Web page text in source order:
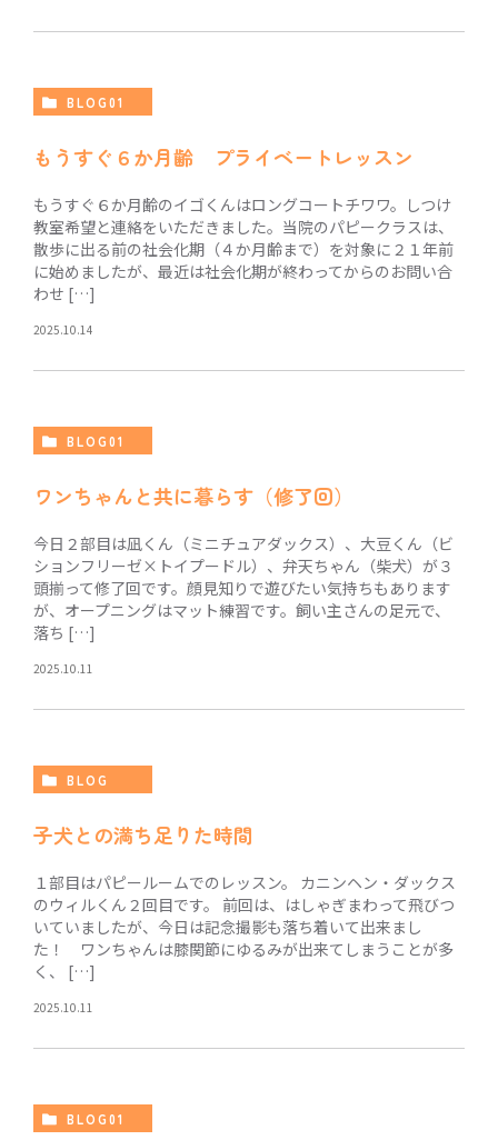
BLOG01
もうすぐ６か月齢 プライベートレッスン
もうすぐ６か月齢のイゴくんはロングコートチワワ。しつけ
教室希望と連絡をいただきました。当院のパピークラスは、
散歩に出る前の社会化期（４か月齢まで）を対象に２１年前
に始めましたが、最近は社会化期が終わってからのお問い合
わせ […]
2025.10.14
BLOG01
ワンちゃんと共に暮らす（修了回）
今日２部目は凪くん（ミニチュアダックス）、大豆くん（ビ
ションフリーゼ×トイプードル）、弁天ちゃん（柴犬）が３
頭揃って修了回です。顔見知りで遊びたい気持ちもあります
が、オープニングはマット練習です。飼い主さんの足元で、
落ち […]
2025.10.11
BLOG
子犬との満ち足りた時間
１部目はパピールームでのレッスン。 カニンヘン・ダックス
のウィルくん２回目です。 前回は、はしゃぎまわって飛びつ
いていましたが、今日は記念撮影も落ち着いて出来まし
た！ ワンちゃんは膝関節にゆるみが出来てしまうことが多
く、 […]
2025.10.11
BLOG01